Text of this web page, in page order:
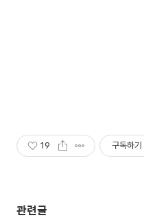
19 구독하기
관련글